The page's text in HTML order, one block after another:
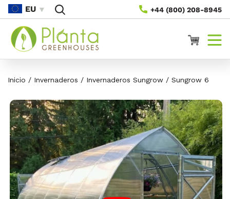
Saltar Al
Contenido
+44 (800) 208-8945
EU
Carrito
Inicio / Invernaderos / Invernaderos Sungrow / Sungrow 6